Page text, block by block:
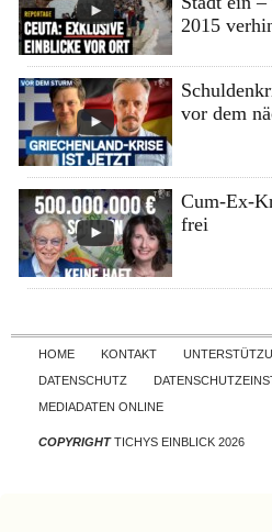
2015
vor dem
Cum-Ex-
frei
HOME KONTAKT
DATENSCHUTZ
MEDIADATEN ONLINE
COPYRIGHTTICHYS EINBLICK 2026